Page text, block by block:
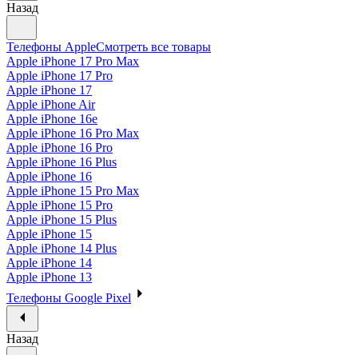
Назад
Телефоны AppleСмотреть все товары
Apple iPhone 17 Pro Max
Apple iPhone 17 Pro
Apple iPhone 17
Apple iPhone Air
Apple iPhone 16e
Apple iPhone 16 Pro Max
Apple iPhone 16 Pro
Apple iPhone 16 Plus
Apple iPhone 16
Apple iPhone 15 Pro Max
Apple iPhone 15 Pro
Apple iPhone 15 Plus
Apple iPhone 15
Apple iPhone 14 Plus
Apple iPhone 14
Apple iPhone 13
Телефоны Google Pixel
Назад